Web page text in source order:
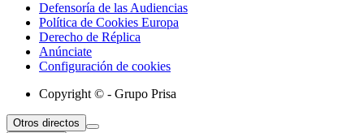
Defensoría de las Audiencias
Política de Cookies Europa
Derecho de Réplica
Anúnciate
Configuración de cookies
Copyright © - Grupo Prisa
Otros directos